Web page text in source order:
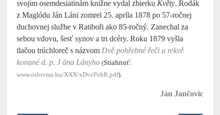
svojim osemdesiatinám knižne vydal zbierku Květy. Rodák
z Maglódu Ján Láni zomrel 25. apríla 1878 po 57-ročnej
duchovnej službe v Ratiboři ako 85-ročný. Zanechal za
sebou vdovu, šesť synov a tri dcéry. Roku 1879 vyšla
tlačou trúchloreč s názvom Dvě pohřebné řeči u rekvě
konané d. p. J ána Lányho (Stiahnuť:
www.oslovma.hu/XXX/xDvePohR.pdf).
Ján Jančovic